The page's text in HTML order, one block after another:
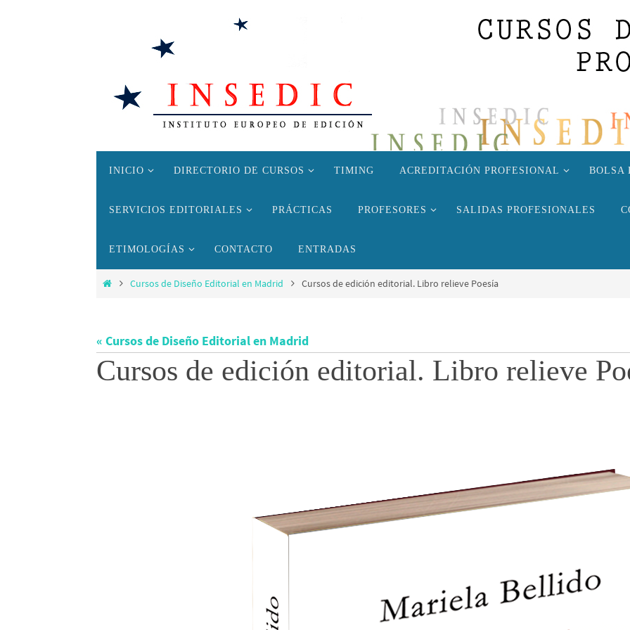
INICIO DIRECTORIO DE CURSOS TIMING ACREDITACIÓN PROFESIONAL BOLSA
SERVICIOS EDITORIALES PRÁCTICAS PROFESORES SALIDAS PROFESIONALES
ETIMOLOGÍAS CONTACTO ENTRADAS
InicioCursos de Diseño Editorial en Madrid Cursos de edición editorial. Libro relieve Poesía
« Cursos de Diseño Editorial en Madrid
Cursos de edición editorial. Libro relieve